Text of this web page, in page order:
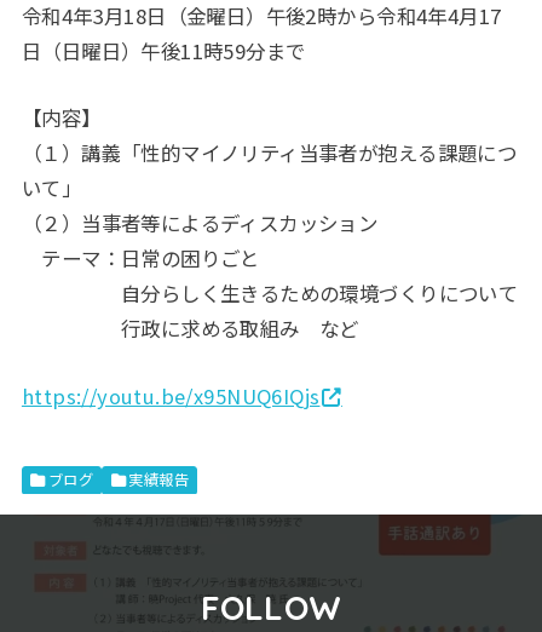
令和4年3月18日（金曜日）午後2時から令和4年4月17
日（日曜日）午後11時59分まで
【内容】
（１）講義「性的マイノリティ当事者が抱える課題につ
いて」
（２）当事者等によるディスカッション
テーマ：日常の困りごと
自分らしく生きるための環境づくりについて
行政に求める取組み など
https://youtu.be/x95NUQ6IQjs
ブログ 実績報告
FOLLOW